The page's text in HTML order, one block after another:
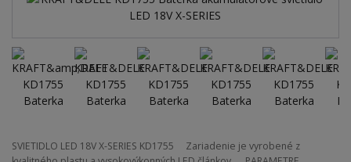
SVIETIDLO LED 18V X-SERIES KD1755 Zariadenie je vyrobené z